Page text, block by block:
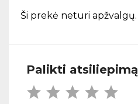
Ši prekė neturi apžvalgų.
Palikti atsiliepimą